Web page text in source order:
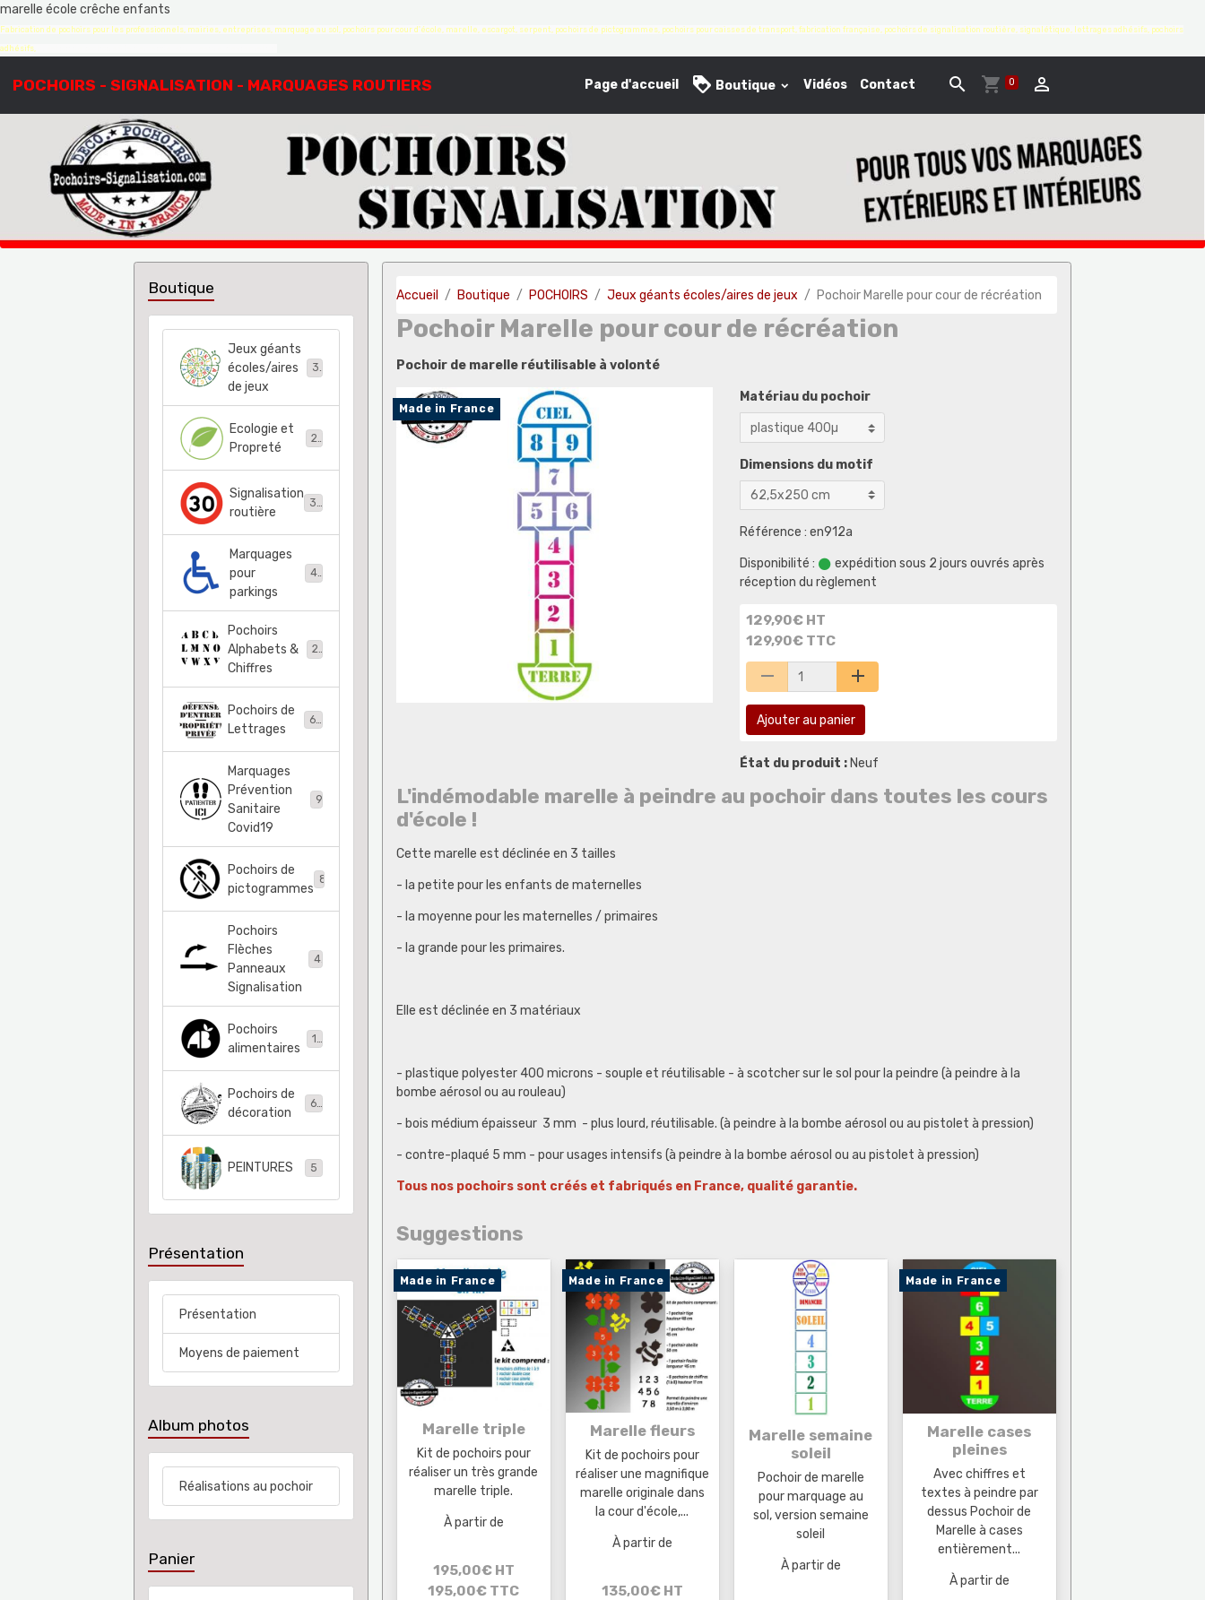
marelle école crêche enfants
Fabrication de pochoirs pour les professionnels, mairies, entreprises, marquage au sol, pochoirs pour cour d'école, marelle, escargot, serpent, pochoirs de pictogrammes, pochoirs pour caisses de transport, fabrication française, pochoirs de signalisation routière, signalétique, lettrages adhésifs, pochoirs
adhésifs,
POCHOIRS - SIGNALISATION - MARQUAGES ROUTIERS Page d'accueil Boutique Vidéos Contact 0
Accueil Boutique POCHOIRS Jeux géants écoles/aires de jeux Pochoir Marelle pour cour de récréation
Pochoir Marelle pour cour de récréation
Pochoir de marelle réutilisable à volonté
Made in France
Matériau du pochoir
Dimensions du motif
Référence : en912a
Disponibilité :
expédition sous 2 jours ouvrés après
réception du règlement
129,90€ HT
129,90€ TTC
Ajouter au panier
État du produit : Neuf
L'indémodable marelle à peindre au pochoir dans toutes les cours
d'école !
Cette marelle est déclinée en 3 tailles
- la petite pour les enfants de maternelles
- la moyenne pour les maternelles / primaires
- la grande pour les primaires.
Elle est déclinée en 3 matériaux
- plastique polyester 400 microns - souple et réutilisable - à scotcher sur le sol pour la peindre (à peindre à la
bombe aérosol ou au rouleau)
- bois médium épaisseur 3 mm - plus lourd, réutilisable. (à peindre à la bombe aérosol ou au pistolet à pression)
- contre-plaqué 5 mm - pour usages intensifs (à peindre à la bombe aérosol ou au pistolet à pression)
Tous nos pochoirs sont créés et fabriqués en France, qualité garantie.
Suggestions
Made in France
Marelle triple
Kit de pochoirs pour
réaliser un très grande
marelle triple.
À partir de
195,00€ HT
195,00€ TTC
Made in France
Marelle fleurs
Kit de pochoirs pour
réaliser une magnifique
marelle originale dans
la cour d'école,...
À partir de
135,00€ HT
Marelle semaine
soleil
Pochoir de marelle
pour marquage au
sol, version semaine
soleil
À partir de
Made in France
Marelle cases
pleines
Avec chiffres et
textes à peindre par
dessus Pochoir de
Marelle à cases
entièrement...
À partir de
Boutique
Jeux géants
écoles/aires
de jeux
38
Ecologie et
Propreté
21
Signalisation
routière
36
Marquages
pour
parkings
48
Pochoirs
Alphabets &
Chiffres
22
Pochoirs de
Lettrages
68
Marquages
Prévention
Sanitaire
Covid19
Pochoirs de
pictogrammes
83
Pochoirs
Flèches
Panneaux
Signalisation
41
Pochoirs
alimentaires
11
Pochoirs de
décoration
63
PEINTURES 5
Présentation
Présentation
Moyens de paiement
Album photos
Réalisations au pochoir
Panier